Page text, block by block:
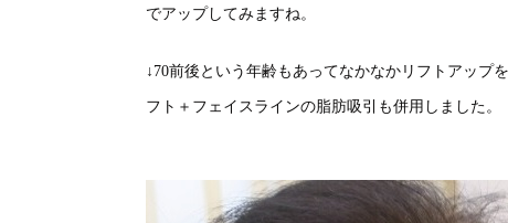
でアップしてみますね。
↓70前後という年齢もあってなかなかリフトアップ
フト＋フェイスラインの脂肪吸引も併用しました。